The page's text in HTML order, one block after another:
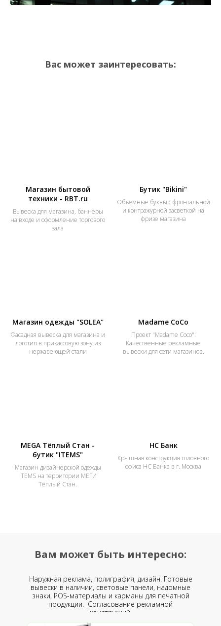
Вас может заинтересовать:
Магазин бытовой
техники - RBT.ru
Вывеска для магазина, баннеры
на входе и оформление торгового
зала
Бутик "Bikini"
Объёмные буквы с фронтальной
и контражурной засветкой на
фризе магазина
Магазин одежды "SOLEA"
Фасадная вывеска для магазина и
логотип в прикассовую зону из
нержавеющей стали
Madame CoCo
Проект "Madame Coco":
Качественные рекламные
вывески для сети магазинов.
MEGA Тёплый Стан -
бутик "ITEMS"
Магазин дизайнерской одежды
ITEMS на территории МЕГИ
Тёплый Стан.
НС Банк
Крышная конструкция головного
офиса НС Банка в г. Москва
Вам может быть интересно:
Наружная реклама, полиграфия, дизайн. Готовые
вывески в наличии, световые панели, надомные
знаки, POS-материалы и карманы для печатной
продукции. Согласование рекламной
конструкций.